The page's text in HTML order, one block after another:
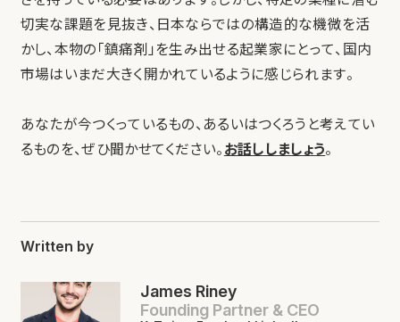
切実な課題を見抜き、日本ならではの構造的な機微を活
かし、本物の「鎮痛剤」を生み出せる起業家にとって、国内
市場はいまだ大きく開かれているように感じられます。
あなたが今つくっているもの、あるいはつくろうと考えてい
るものを、ぜひ聞かせてください。 お話ししましょう。
Written by
James Riney
Founding Partner & CEO